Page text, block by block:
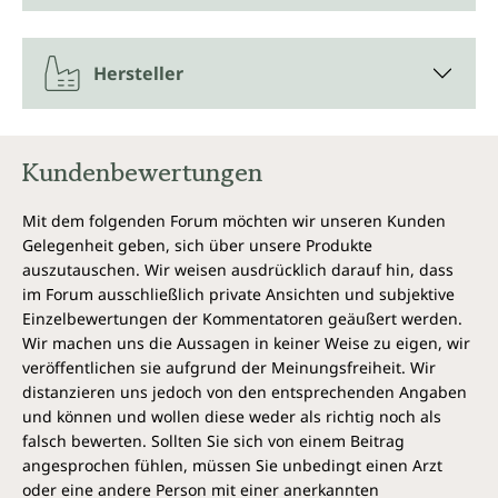
täglich mindestens 30 g Ballaststoffe aufzunehmen.
Ballaststoffe finden sich in vielen Lebensmitteln wie
Brot, Obst und Gemüse. Dabei gibt es verschiedene
bindet - wie auch andere Ballaststoffe - Wasser und
quillt auf. Das kann das Sättigungsgefühl positiv
beeinflussen.
Alternative Inulin-Quellen
Inulin ist nicht nur in Agaven enthalten, sondern
kommt auch in Lebensmitteln wie Chicorée,
Topinambur, Artischocken, Schwarzwurzeln, Porree,
Knoblauch, Zwiebeln, Spargel, Kohl und Bananen vor.
Diese Obst- und Gemüsearten können zu einer
ballaststoffreichen Ernährung beitragen. Besonders
viel Inulin enthalten Zichorienwurzelfasern und
Löwenzahnwurzeln.
Hersteller
Kundenbewertungen
Mit dem folgenden Forum möchten wir unseren Kunden
Gelegenheit geben, sich über unsere Produkte
auszutauschen. Wir weisen ausdrücklich darauf hin, dass
im Forum ausschließlich private Ansichten und subjektive
Einzelbewertungen der Kommentatoren geäußert werden.
Wir machen uns die Aussagen in keiner Weise zu eigen, wir
veröffentlichen sie aufgrund der Meinungsfreiheit. Wir
distanzieren uns jedoch von den entsprechenden Angaben
und können und wollen diese weder als richtig noch als
falsch bewerten. Sollten Sie sich von einem Beitrag
angesprochen fühlen, müssen Sie unbedingt einen Arzt
oder eine andere Person mit einer anerkannten